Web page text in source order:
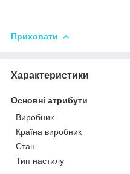
Приховати
Характеристики
Основні атрибути
Виробник
Країна виробник
Стан
Тип настилу